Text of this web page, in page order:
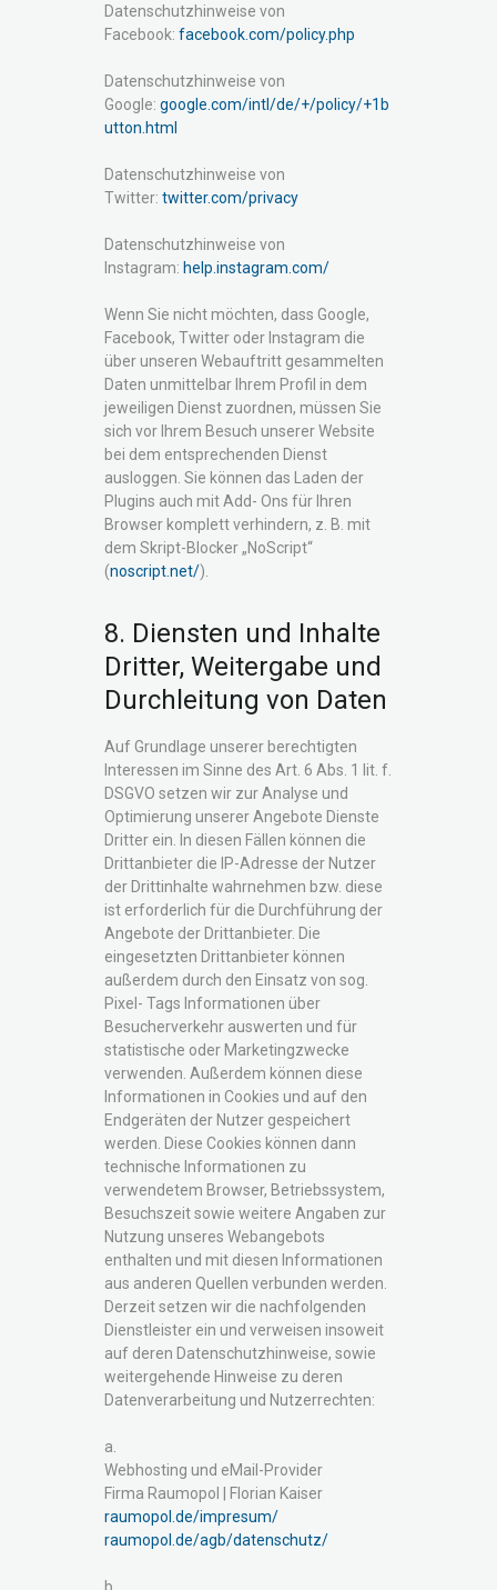
Datenschutzhinweise von
Facebook: facebook.com/policy.php
Datenschutzhinweise von
Google: google.com/intl/de/+/policy/+1b
utton.html
Datenschutzhinweise von
Twitter: twitter.com/privacy
Datenschutzhinweise von
Instagram: help.instagram.com/
Wenn Sie nicht möchten, dass Google,
Facebook, Twitter oder Instagram die
über unseren Webauftritt gesammelten
Daten unmittelbar Ihrem Profil in dem
jeweiligen Dienst zuordnen, müssen Sie
sich vor Ihrem Besuch unserer Website
bei dem entsprechenden Dienst
ausloggen. Sie können das Laden der
Plugins auch mit Add- Ons für Ihren
Browser komplett verhindern, z. B. mit
dem Skript-Blocker „NoScript“
(noscript.net/).
8. Diensten und Inhalte
Dritter, Weitergabe und
Durchleitung von Daten
Auf Grundlage unserer berechtigten
Interessen im Sinne des Art. 6 Abs. 1 lit. f.
DSGVO setzen wir zur Analyse und
Optimierung unserer Angebote Dienste
Dritter ein. In diesen Fällen können die
Drittanbieter die IP-Adresse der Nutzer
der Drittinhalte wahrnehmen bzw. diese
ist erforderlich für die Durchführung der
Angebote der Drittanbieter. Die
eingesetzten Drittanbieter können
außerdem durch den Einsatz von sog.
Pixel- Tags Informationen über
Besucherverkehr auswerten und für
statistische oder Marketingzwecke
verwenden. Außerdem können diese
Informationen in Cookies und auf den
Endgeräten der Nutzer gespeichert
werden. Diese Cookies können dann
technische Informationen zu
verwendetem Browser, Betriebssystem,
Besuchszeit sowie weitere Angaben zur
Nutzung unseres Webangebots
enthalten und mit diesen Informationen
aus anderen Quellen verbunden werden.
Derzeit setzen wir die nachfolgenden
Dienstleister ein und verweisen insoweit
auf deren Datenschutzhinweise, sowie
weitergehende Hinweise zu deren
Datenverarbeitung und Nutzerrechten:
a.
Webhosting und eMail-Provider
Firma Raumopol | Florian Kaiser
raumopol.de/impresum/
raumopol.de/agb/datenschutz/
b.